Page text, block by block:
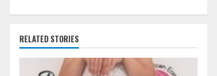
R
RELATED STORIES